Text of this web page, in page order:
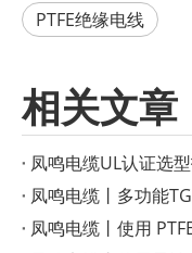
PTFE绝缘电线
相关文章